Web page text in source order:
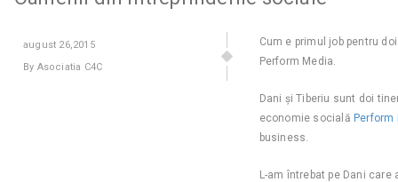
august 26,2015
By Asociatia C4C
Cum e primul job pentru
Perform Media.
Dani și Tiberiu sunt doi
economie socială Perform
business.
L-am întrebat pe Dani